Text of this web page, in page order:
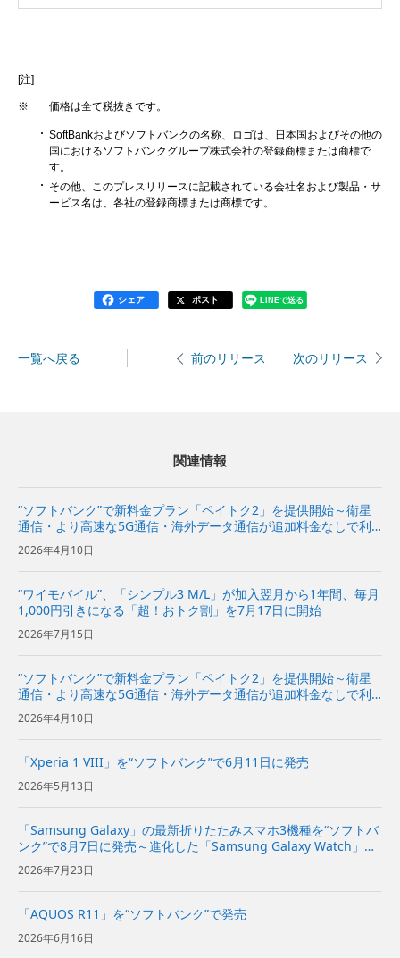
[注]
※ 価格は全て税抜きです。
SoftBankおよびソフトバンクの名称、ロゴは、日本国およびその他の
国におけるソフトバンクグループ株式会社の登録商標または商標で
す。
その他、このプレスリリースに記載されている会社名および製品・サ
ービス名は、各社の登録商標または商標です。
シェア ポスト LINEで送る
一覧へ戻る 前のリリース 次のリリース
関連情報
“ソフトバンク”で新料金プラン「ペイトク2」を提供開始～衛星
通信・より高速な5G通信・海外データ通信が追加料金なしで利
用でき、経済圏特典の拡充でPayPayポイント付与率が従来プラ
ンの2倍に～
2026年4月10日
“ワイモバイル”、「シンプル3 M/L」が加入翌月から1年間、毎月
1,000円引きになる「超！おトク割」を7月17日に開始
2026年7月15日
“ソフトバンク”で新料金プラン「ペイトク2」を提供開始～衛星
通信・より高速な5G通信・海外データ通信が追加料金なしで利
用でき、経済圏特典の拡充でPayPayポイント付与率が従来プラ
ンの2倍に～
2026年4月10日
「Xperia 1 VIII」を“ソフトバンク”で6月11日に発売
2026年5月13日
「Samsung Galaxy」の最新折りたたみスマホ3機種を“ソフトバ
ンク”で8月7日に発売～進化した「Samsung Galaxy Watch」の
新しい2機種も発売～
2026年7月23日
「AQUOS R11」を“ソフトバンク”で発売
2026年6月16日